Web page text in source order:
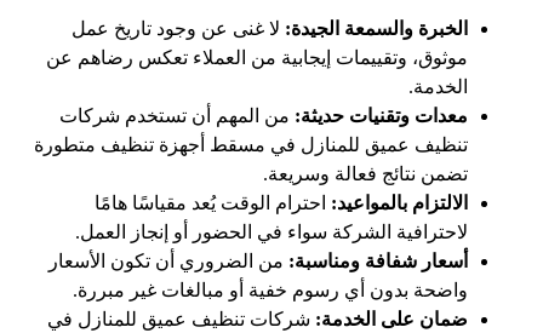
الخبرة والسمعة الجيدة: لا غنى عن وجود تاريخ عمل
موثوق، وتقييمات إيجابية من العملاء تعكس رضاهم عن
الخدمة.
معدات وتقنيات حديثة: من المهم أن تستخدم شركات
تنظيف عميق للمنازل في مسقط أجهزة تنظيف متطورة
تضمن نتائج فعالة وسريعة.
الالتزام بالمواعيد: احترام الوقت يُعد مقياسًا هامًا
لاحترافية الشركة سواء في الحضور أو إنجاز العمل.
أسعار شفافة ومناسبة: من الضروري أن تكون الأسعار
واضحة بدون أي رسوم خفية أو مبالغات غير مبررة.
ضمان على الخدمة: شركات تنظيف عميق للمنازل في